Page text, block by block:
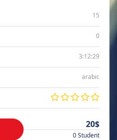
15
0
3:12:29
arabic
20$
0 Student